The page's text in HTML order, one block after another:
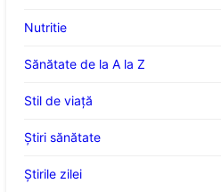
Nutritie
Sănătate de la A la Z
Stil de viaţă
Ştiri sănătate
Știrile zilei